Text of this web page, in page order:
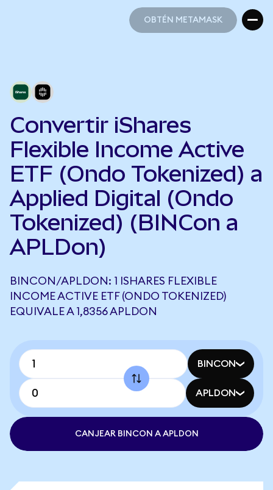
OBTÉN METAMASK
Convertir iShares
Flexible Income Active
ETF (Ondo Tokenized) a
Applied Digital (Ondo
Tokenized) (BINCon a
APLDon)
BINCON/APLDON: 1 ISHARES FLEXIBLE
INCOME ACTIVE ETF (ONDO TOKENIZED)
EQUIVALE A 1,8356 APLDON
BINCON
APLDON
CANJEAR BINCON A APLDON